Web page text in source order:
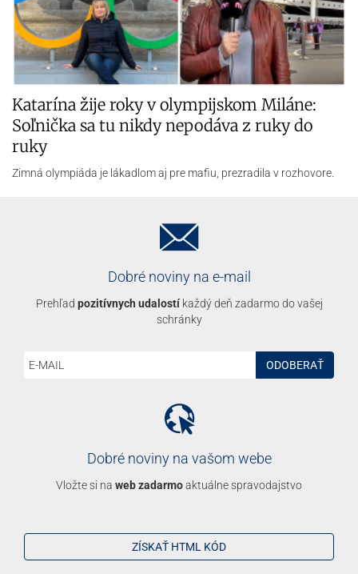
Katarína žije roky v olympijskom Miláne:
Soľnička sa tu nikdy nepodáva z ruky do
ruky
Zimná olympiáda je lákadlom aj pre mafiu, prezradila v rozhovore.
Dobré noviny na e-mail
Prehľad pozitívnych udalostíkaždý deň zadarmo do vašej
schránky
ODOBERAŤ
Dobré noviny na vašom webe
Vložte si na web zadarmoaktuálne spravodajstvo
ZÍSKAŤ HTML KÓD